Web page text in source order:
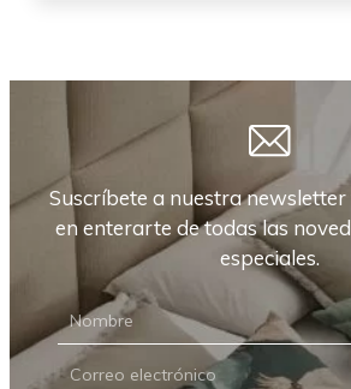
Suscríbete a nuestra
en enterarte de todas las
especiales.
NEWSLETTER
CARRIÓN